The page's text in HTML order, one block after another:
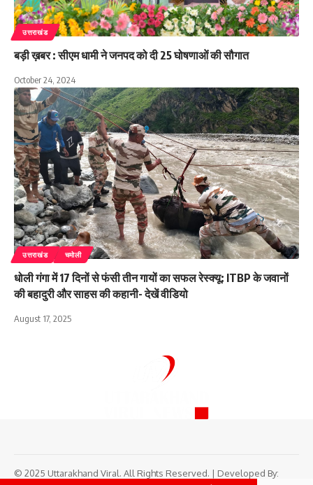
उत्तराखंड
बड़ी ख़बर : सीएम धामी ने जनपद को दी 25 घोषणाओं की सौगात
October 24, 2024
उत्तराखंड चमोली
धोली गंगा में 17 दिनों से फंसी तीन गायों का सफल रेस्क्यू: ITBP के जवानों
की बहादुरी और साहस की कहानी- देखें वीडियो
August 17, 2025
© 2025 Uttarakhand Viral. All Rights Reserved. | Developed By: